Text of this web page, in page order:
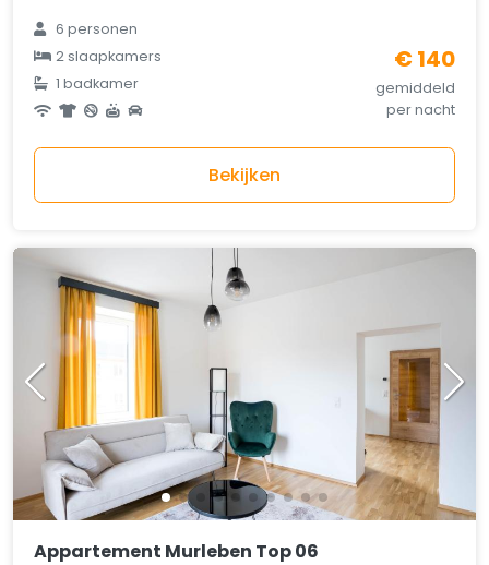
6 personen
2 slaapkamers
1 badkamer
€ 140
gemiddeld
per nacht
Bekijken
Appartement Murleben Top 06